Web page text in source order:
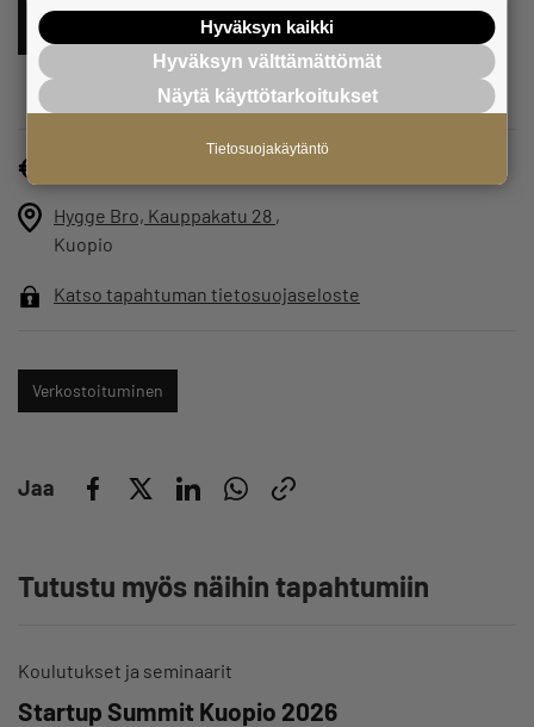
ILMOITTAUDU TÄSTÄ MUKAAN
Hygge Bro, Kauppakatu 28 ,
Kuopio
Katso tapahtuman tietosuojaseloste
Verkostoituminen
Jaa
Tutustu myös näihin tapahtumiin
Koulutukset ja seminaarit
Startup Summit Kuopio 2026
Hyväksyn kaikki
Hyväksyn välttämättömät
Näytä käyttötarkoitukset
Tietosuojakäytäntö